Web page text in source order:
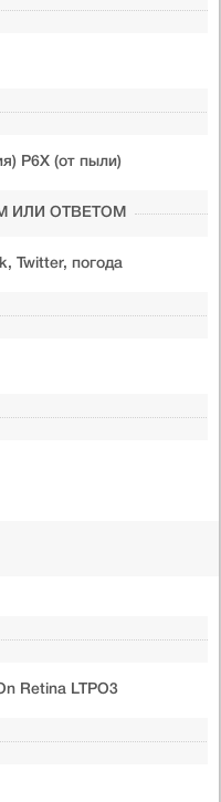
P6X (от пыли)
ИЛИ ОТВЕТОМ
Twitter, погода
Retina LTPO3